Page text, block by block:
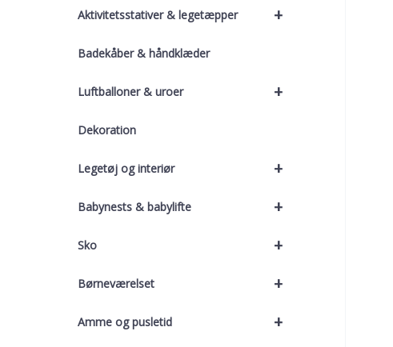
+
Aktivitetsstativer & legetæpper
Badekåber & håndklæder
+
Luftballoner & uroer
Dekoration
+
Legetøj og interiør
+
Babynests & babylifte
+
Sko
+
Børneværelset
+
Amme og pusletid